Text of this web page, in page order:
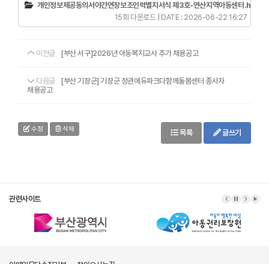
개인정보제공동의서야간연장보조인력별지서식 제3호-연산지역아동센터.hwp
15회 다운로드 | DATE : 2026-06-22 16:27
이전글 [부산 서구]2026년 아동복지교사 추가 채용공고
다음글
[부산 기장군] 기장군 정관에듀파크다함께돌봄센터 종사자
채용공고
수정 삭제 목록 글쓰기
관련사이트